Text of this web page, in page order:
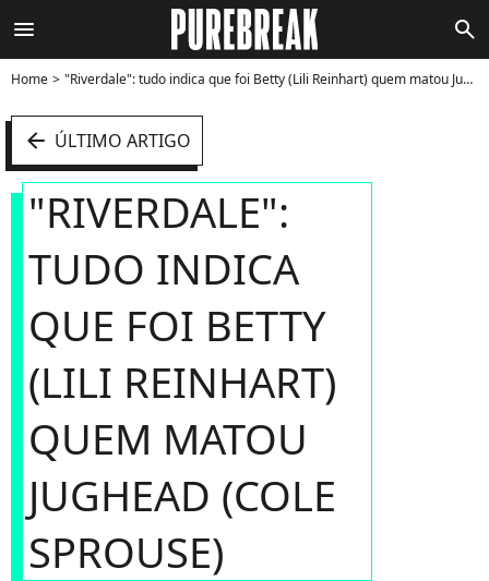
menu search
Home "Riverdale": tudo indica que foi Betty (Lili Reinhart) quem matou Jughead (Cole Sprouse) - Foto
arrow_left ÚLTIMO ARTIGO
"RIVERDALE":
TUDO INDICA
QUE FOI BETTY
(LILI REINHART)
QUEM MATOU
JUGHEAD (COLE
SPROUSE)